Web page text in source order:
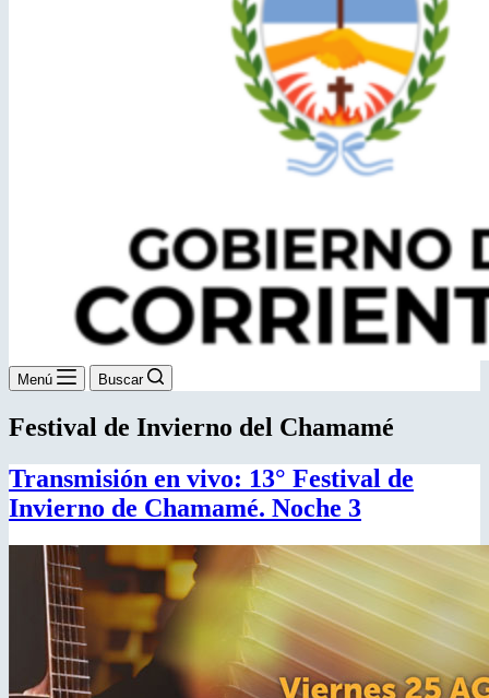
Menú Buscar
Festival de Invierno del Chamamé
Transmisión en vivo: 13° Festival de
Invierno de Chamamé. Noche 3